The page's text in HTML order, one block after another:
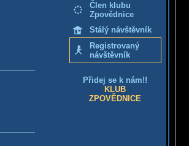
Člen klubu
Zpovědnice
Stálý návštěvník
Registrovaný
návštěvník
Přidej se k nám!!
KLUB
ZPOVĚDNICE